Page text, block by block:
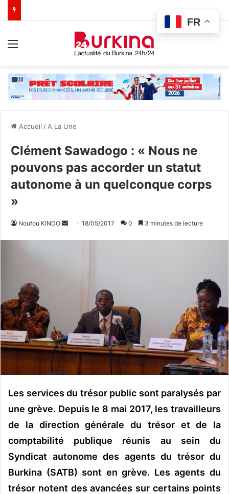
Accueil / A La Une
Clément Sawadogo : « Nous ne
pouvons pas accorder un statut
autonome à un quelconque corps
»
Noufou KINDO
c
o
i
e
18/05/2017 0 3 minutes de lecture
Les services du trésor public sont paralysés par
une grève. Depuis le 8 mai 2017, les travailleurs
de la direction générale du trésor et de la
comptabilité publique réunis au sein du
Syndicat autonome des agents du trésor du
Burkina (SATB) sont en grève. Les agents du
trésor notent des avancées sur certains points
FR